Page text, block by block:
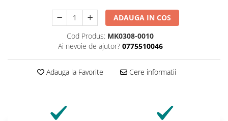
ADAUGA IN COS
Cod Produs: MK0308-0010
Ai nevoie de ajutor? 0775510046
Adauga la Favorite Cere informatii